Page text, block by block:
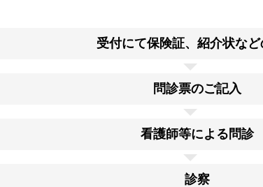
受付にて保険証、紹介状な
問診票のご記入
看護師等による問診
診察